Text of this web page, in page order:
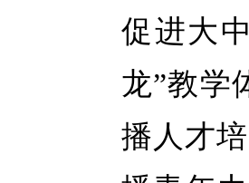
促进大
龙”教学
播人才